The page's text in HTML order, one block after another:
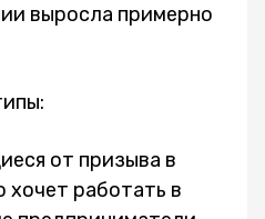
выросла примерно
от призыва в
хочет работать в